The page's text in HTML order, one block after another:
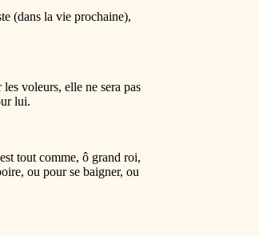
(dans la vie prochaine),
voleurs, elle ne sera pas
lui.
tout comme, ô grand roi,
ou pour se baigner, ou